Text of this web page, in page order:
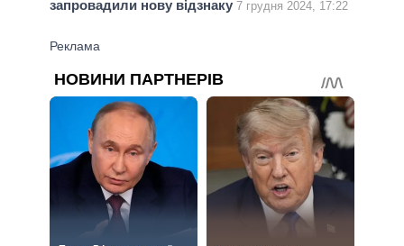
запровадили нову відзнаку 7 грудня 2024, 17:22